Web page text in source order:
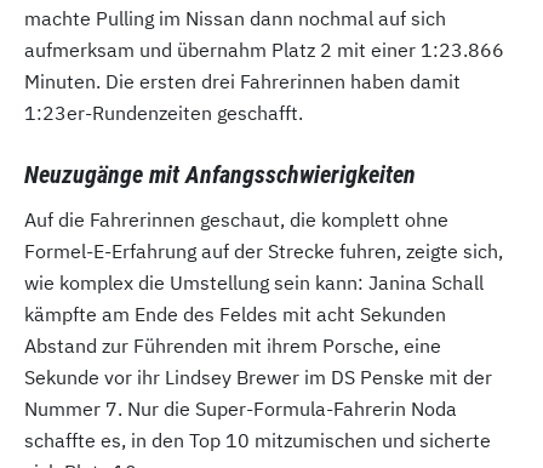
machte Pulling im Nissan dann nochmal auf sich
aufmerksam und übernahm Platz 2 mit einer 1:23.866
Minuten. Die ersten drei Fahrerinnen haben damit
1:23er-Rundenzeiten geschafft.
Neuzugänge mit Anfangsschwierigkeiten
Auf die Fahrerinnen geschaut, die komplett ohne
Formel-E-Erfahrung auf der Strecke fuhren, zeigte sich,
wie komplex die Umstellung sein kann: Janina Schall
kämpfte am Ende des Feldes mit acht Sekunden
Abstand zur Führenden mit ihrem Porsche, eine
Sekunde vor ihr Lindsey Brewer im DS Penske mit der
Nummer 7. Nur die Super-Formula-Fahrerin Noda
schaffte es, in den Top 10 mitzumischen und sicherte